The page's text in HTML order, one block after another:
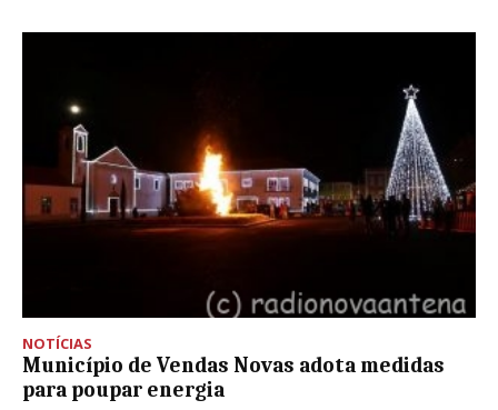
NOTÍCIAS
Município de Vendas Novas adota medidas
para poupar energia